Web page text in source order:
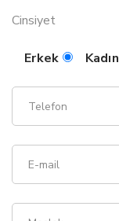
Cinsiyet
Erkek Kadın